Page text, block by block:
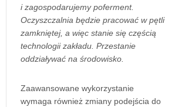
i zagospodarujemy poferment.
Oczyszczalnia będzie pracować w pętli
zamkniętej, a więc stanie się częścią
technologii zakładu. Przestanie
oddziaływać na środowisko.
Zaawansowane wykorzystanie
wymaga również zmiany podejścia do